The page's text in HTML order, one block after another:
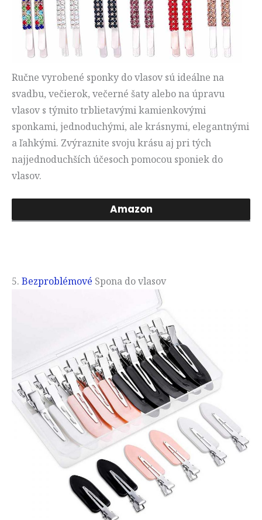
Ručne vyrobené sponky do vlasov sú ideálne na
svadbu, večierok, večerné šaty alebo na úpravu
vlasov s týmito trblietavými kamienkovými
sponkami, jednoduchými, ale krásnymi, elegantnými
a ľahkými. Zvýraznite svoju krásu aj pri tých
najjednoduchších účesoch pomocou sponiek do
vlasov.
Amazon
5. Bezproblémové Spona do vlasov